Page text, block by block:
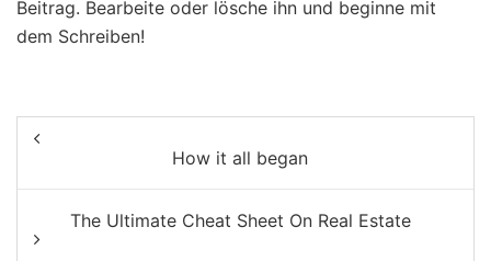
Beitrag. Bearbeite oder lösche ihn und beginne mit
dem Schreiben!
Beitragsnavigation
How it all began
The Ultimate Cheat Sheet On Real Estate